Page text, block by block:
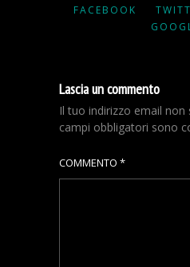
FACEBOOK
Lascia un commento
Il tuo indirizzo email non
campi obbligatori sono
COMMENTO *